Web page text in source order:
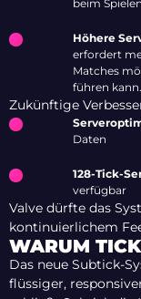
beim
Höhere
erfordert
Matches
führen kann.
Zukünftige
Daten
128-Tick-
verfügbar
Valve dürfte das
kontinuierlichem
WARUM
Das neue Subtick-
flüssiger,